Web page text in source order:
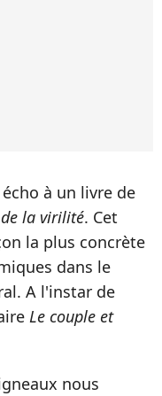
à un livre de
la virilité. Cet
la plus concrète
dans le
A l'instar de
Le couple et
nous